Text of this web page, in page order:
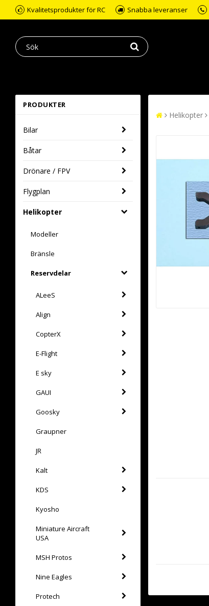
Kvalitetsprodukter för RC Snabba leveranser
PRODUKTER
Bilar
Båtar
Drönare / FPV
Flygplan
Helikopter
Modeller
Bränsle
Reservdelar
ALeeS
Align
CopterX
E-Flight
E sky
GAUI
Goosky
Graupner
JR
Kalt
KDS
Kyosho
Miniature Aircraft
USA
MSH Protos
Nine Eagles
Protech
Helikopter